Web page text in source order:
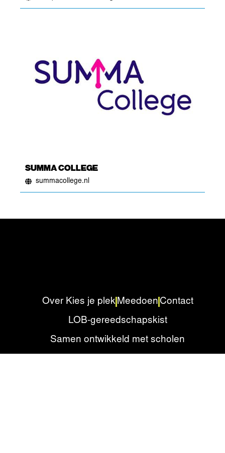
SUMMA COLLEGE
summacollege.nl
Over Kies je plek Meedoen Contact
LOB-gereedschapskist
Samen ontwikkeld met scholen